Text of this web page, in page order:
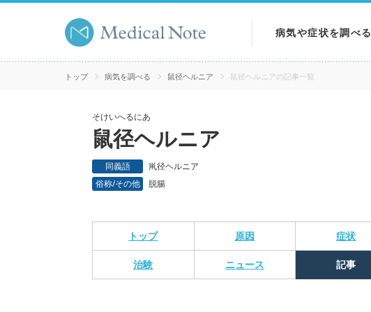
病気や症状を調べる
病気を調べる
トップ 病気を調べる 鼠径ヘルニア 鼠径ヘルニアの記事一覧
そけいへるにあ
鼠径ヘルニア
同義語
鼡径ヘルニア
俗称/その他
脱腸
トップ 原因 症状
治験 ニュース 記事